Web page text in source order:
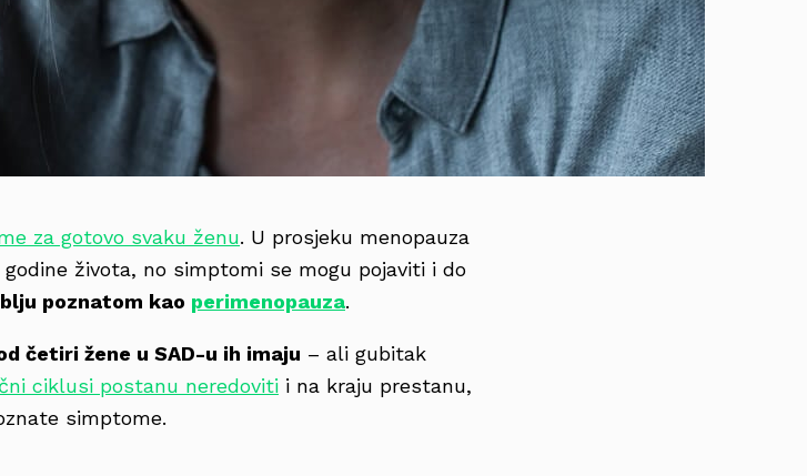
za gotovo svaku ženu. U prosjeku menopauza
života, no simptomi se mogu pojaviti i do
poznatom kao perimenopauza.
četiri žene u SAD-u ih imaju – ali gubitak
ciklusi postanu neredoviti i na kraju prestanu,
simptome.